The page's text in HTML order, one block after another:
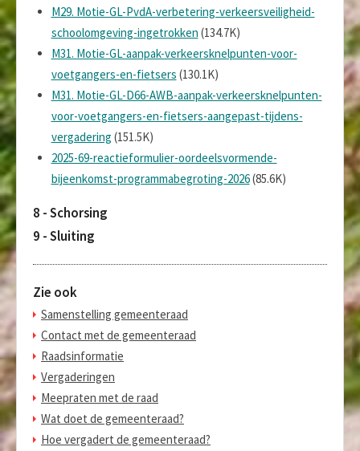
M29. Motie-GL-PvdA-verbetering-verkeersveiligheid-
schoolomgeving-ingetrokken (134.7K)
M31. Motie-GL-aanpak-verkeersknelpunten-voor-
voetgangers-en-fietsers (130.1K)
M31. Motie-GL-D66-AWB-aanpak-verkeersknelpunten-
voor-voetgangers-en-fietsers-aangepast-tijdens-
vergadering (151.5K)
2025-69-reactieformulier-oordeelsvormende-
bijeenkomst-programmabegroting-2026(85.6K)
8 - Schorsing
9 - Sluiting
Zie ook
Samenstelling gemeenteraad
Contact met de gemeenteraad
Raadsinformatie
Vergaderingen
Meepraten met de raad
Wat doet de gemeenteraad?
Hoe vergadert de gemeenteraad?